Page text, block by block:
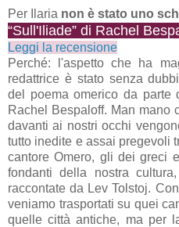
Per Ilaria non è stato uno
“Sull'Iliade” di Rachel
Leggi la recensione
Perché: l'aspetto che ha
redattrice è stato senza
del poema omerico da parte
Rachel Bespaloff. Man mano
davanti ai nostri occhi
tutto inedite e assai pregevoli
cantore Omero, gli dei greci
fondanti della nostra
raccontate da Lev Tolstoj.
veniamo trasportati su quei
quelle città antiche, ma per